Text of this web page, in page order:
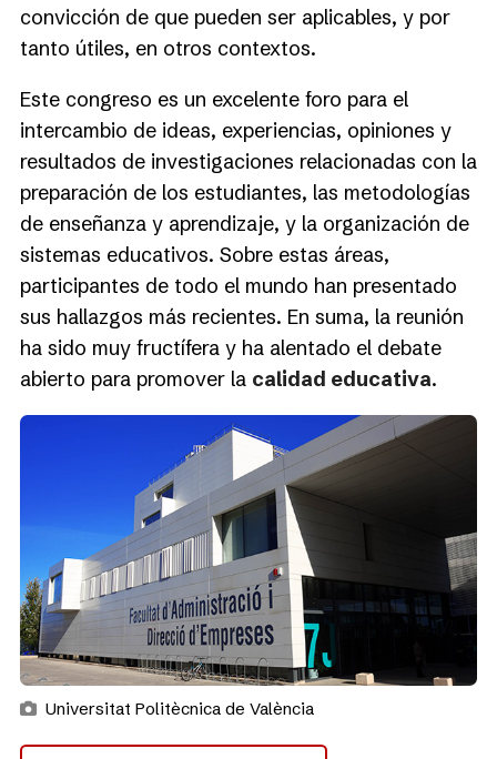
convicción de que pueden ser aplicables, y por
tanto útiles, en otros contextos.
Este congreso es un excelente foro para el
intercambio de ideas, experiencias, opiniones y
resultados de investigaciones relacionadas con la
preparación de los estudiantes, las metodologías
de enseñanza y aprendizaje, y la organización de
sistemas educativos. Sobre estas áreas,
participantes de todo el mundo han presentado
sus hallazgos más recientes. En suma, la reunión
ha sido muy fructífera y ha alentado el debate
abierto para promover la calidad educativa.
Universitat Politècnica de València